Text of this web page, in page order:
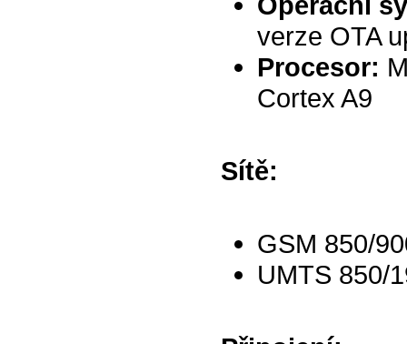
verze OTA
Procesor:
Cortex A9
Sítě:
GSM 850/
UMTS 850/